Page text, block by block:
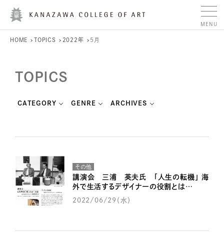
HOME TOPICS 2022年 5月
TOPICS
CATEGORY GENRE ARCHIVES
その他
講演会 三浦 英夫氏 「人生の転機」 海
外で生活するデザイナーの役割とは…
2022/06/29（水）